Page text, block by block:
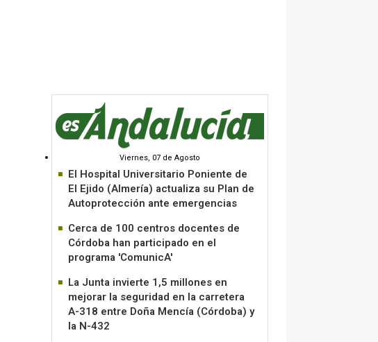
Viernes, 07 de Agosto
El Hospital Universitario Poniente de
El Ejido (Almería) actualiza su Plan de
Autoprotección ante emergencias
Cerca de 100 centros docentes de
Córdoba han participado en el
programa 'ComunicA'
La Junta invierte 1,5 millones en
mejorar la seguridad en la carretera
A-318 entre Doña Mencía (Córdoba) y
la N-432